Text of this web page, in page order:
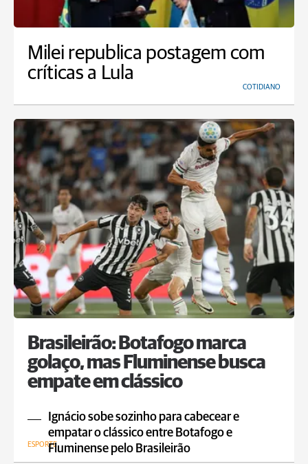
Milei republica postagem com
críticas a Lula
COTIDIANO
Brasileirão: Botafogo marca
golaço, mas Fluminense busca
empate em clássico
Ignácio sobe sozinho para cabecear e
empatar o clássico entre Botafogo e
Fluminense pelo Brasileirão
ESPORTE